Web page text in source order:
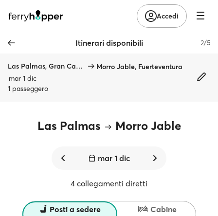
Accedi
Itinerari disponibili 2/5
Las Palmas, Gran Canaria
Morro Jable, Fuerteventura
mar 1 dic
1 passeggero
Las Palmas Morro Jable
mar 1 dic
4 collegamenti diretti
Posti a sedere Cabine